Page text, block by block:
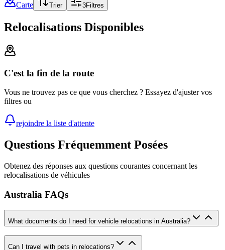
Carte
Trier 3Filtres
Relocalisations Disponibles
C'est la fin de la route
Vous ne trouvez pas ce que vous cherchez ? Essayez d'ajuster vos
filtres ou
rejoindre la liste d'attente
Questions Fréquemment Posées
Obtenez des réponses aux questions courantes concernant les
relocalisations de véhicules
Australia FAQs
What documents do I need for vehicle relocations in Australia?
Can I travel with pets in relocations?